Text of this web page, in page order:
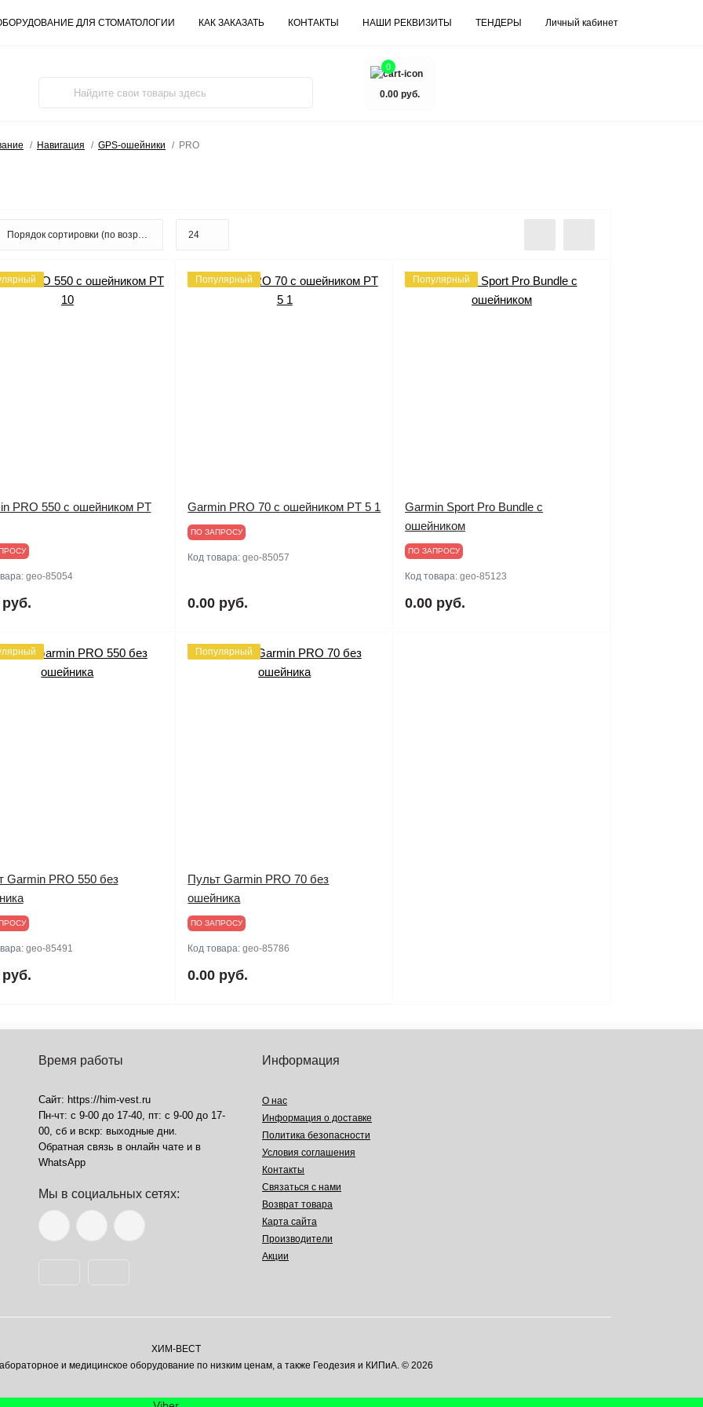
ДЛЯ СТОМАТОЛОГИИ КАК ЗАКАЗАТЬ КОНТАКТЫ НАШИ РЕКВИЗИТЫ ТЕНДЕРЫ Личный кабинет
0
0.00 руб.
Навигация GPS-ошейники PRO
PRO 550 с ошейником PT
geo-85054
Популярный
Garmin PRO 70 с ошейником PT 5 1
ПО ЗАПРОСУ
Код товара:geo-85057
0.00 руб.
Популярный
Garmin Sport Pro Bundle с
ошейником
ПО ЗАПРОСУ
Код товара:geo-85123
0.00 руб.
Garmin PRO 550 без
geo-85491
Популярный
Пульт Garmin PRO 70 без
ошейника
ПО ЗАПРОСУ
Код товара:geo-85786
0.00 руб.
Время работы
Сайт: https://him-vest.ru
Пн-чт: с 9-00 до 17-40, пт: с 9-00 до 17-
00, сб и вскр: выходные дни.
Обратная связь в онлайн чате и в
WhatsApp
Мы в социальных сетях:
Информация
О нас
Информация о доставке
Политика безопасности
Условия соглашения
Контакты
Связаться с нами
Возврат товара
Карта сайта
Производители
Акции
ХИМ-ВЕСТ
и медицинское оборудование по низким ценам, а также Геодезия и КИПиА. © 2026